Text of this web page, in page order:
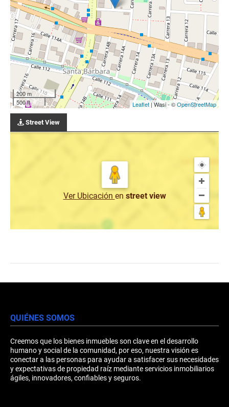
200 m
500 ft
Leaflet | Wasi - ©OpenStreetMap
Street View
Ver Ubicación en street view
QUIÉNES SOMOS
Creemos que los bienes inmuebles son clave en el desarrollo
humano y social de la comunidad, por eso, nuestra visión es
conectar a las personas para ayudar a satisfacer sus necesidades
y expectativas de propiedad raíz mediante servicios inmobiliarios
ágiles, innovadores, confiables y seguros.